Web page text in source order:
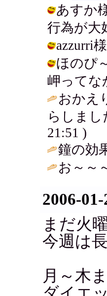
あすか
行為が大
azzurri
ほのぴ
岬ってな
おかえ
らしま
21:51 )
鐘の効
お～～
2006-
まだ火曜
今週は
月～木